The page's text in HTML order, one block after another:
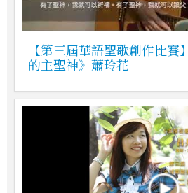
【第三屆華語聖歌創作比
的主聖神》蕭玲花